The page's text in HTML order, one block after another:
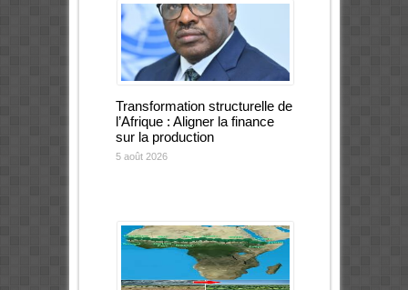
Transformation structurelle de
l’Afrique : Aligner la finance
sur la production
5 août 2026